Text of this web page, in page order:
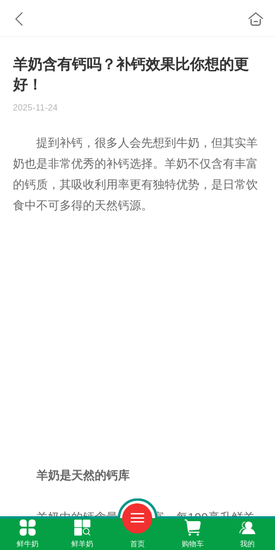
羊奶含有钙吗？补钙效果比你想的更
好！
2025-11-24
提到补钙，很多人会先想到牛奶，但其实羊
奶也是非常优秀的补钙选择。羊奶不仅含有丰富
的钙质，其吸收利用率更有独特优势，是日常饮
食中不可多得的天然钙源。
羊奶是天然的钙库
羊奶中的钙含量非常丰富，每100毫升鲜羊
奶约含钙130毫克，与牛奶含量相当。每天一杯
鲜牛奶 鲜羊奶 首页 购物车 我的